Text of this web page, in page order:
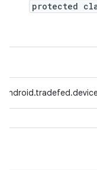
protected